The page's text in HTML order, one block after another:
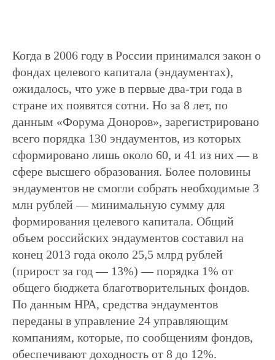
Когда в 2006 году в России принимался закон о
фондах целевого капитала (эндаументах),
ожидалось, что уже в первые два-три года в
стране их появятся сотни. Но за 8 лет, по
данным «Форума Доноров», зарегистрировано
всего порядка 130 эндаументов, из которых
сформировано лишь около 60, и 41 из них — в
сфере высшего образования. Более половины
эндаументов не смогли собрать необходимые 3
млн рублей — минимальную сумму для
формирования целевого капитала. Общий
объем российских эндаументов составил на
конец 2013 года около 25,5 млрд рублей
(прирост за год — 13%) — порядка 1% от
общего бюджета благотворительных фондов.
По данным НРА, средства эндаументов
переданы в управление 24 управляющим
компаниям, которые, по сообщениям фондов,
обеспечивают доходность от 8 до 12%.